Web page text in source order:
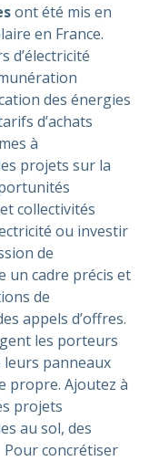
ont été mis en
en France.
d’électricité
des énergies
d’achats
à
projets sur la
collectivités
ou investir
de
un cadre précis et
de
appels d’offres.
les porteurs
leurs panneaux
propre. Ajoutez à
projets
au sol, des
Pour concrétiser